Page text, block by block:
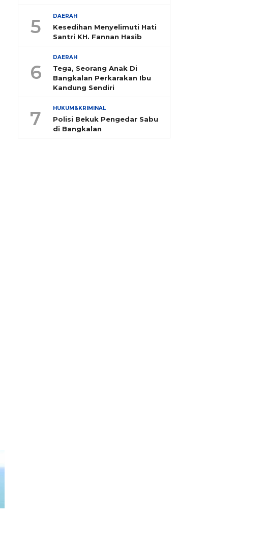
5 DAERAH
Kesedihan Menyelimuti Hati
Santri KH. Fannan Hasib
6
DAERAH
Tega, Seorang Anak Di
Bangkalan Perkarakan Ibu
Kandung Sendiri
7 HUKUM&KRIMINAL
Polisi Bekuk Pengedar Sabu
di Bangkalan